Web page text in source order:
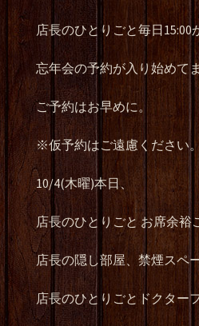
店長のひとりごと毎日15:00
忘年会の予約が入り始めて
ご予約はお早めに。
※仮予約はご遠慮ください
10/4(木曜)本日、
店長のひとりごと お席余裕
店長の隠し部屋、禁煙スペ
店長のひとりごとドクター